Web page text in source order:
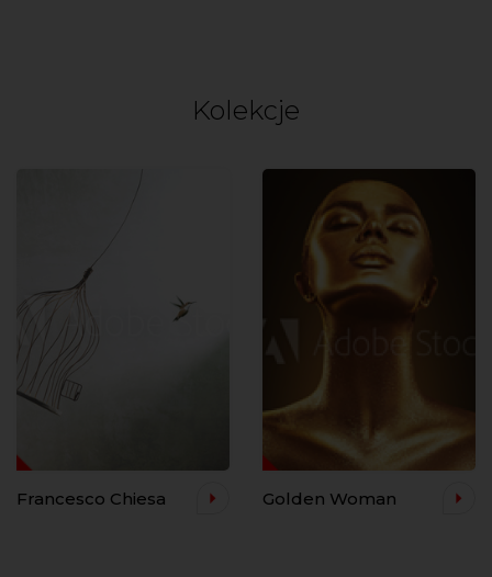
Kolekcje
Francesco Chiesa Golden Woman